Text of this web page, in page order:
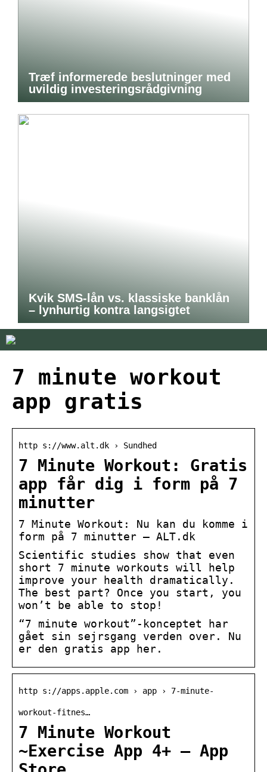
Træf informerede beslutninger med
uvildig investeringsrådgivning
Kvik SMS-lån vs. klassiske banklån
– lynhurtig kontra langsigtet
7 minute workout
app gratis
http s://www.alt.dk › Sundhed
7 Minute Workout: Gratis
app får dig i form på 7
minutter
7 Minute Workout: Nu kan du komme i
form på 7 minutter – ALT.dk
Scientific studies show that even
short 7 minute workouts will help
improve your health dramatically.
The best part? Once you start, you
won’t be able to stop!
“7 minute workout”-konceptet har
gået sin sejrsgang verden over. Nu
er den gratis app her.
http s://apps.apple.com › app › 7-minute-
workout-fitnes…
7 Minute Workout
~Exercise App 4+ – App